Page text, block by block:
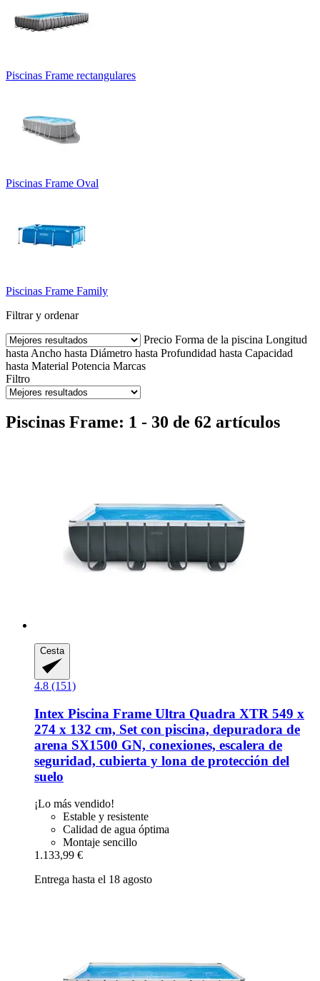
Piscinas Frame rectangulares
Piscinas Frame Oval
Piscinas Frame Family
Filtrar y ordenar
Precio Forma de la piscina Longitud
hasta Ancho hasta Diámetro hasta Profundidad hasta Capacidad
hasta Material Potencia Marcas
Filtro
Piscinas Frame: 1 - 30 de 62 artículos
Cesta
4.8 (151)
Intex Piscina Frame Ultra Quadra XTR 549 x
274 x 132 cm, Set con piscina, depuradora de
arena SX1500 GN, conexiones, escalera de
seguridad, cubierta y lona de protección del
suelo
¡Lo más vendido!
Estable y resistente
Calidad de agua óptima
Montaje sencillo
1.133,99 €
Entrega hasta el 18 agosto